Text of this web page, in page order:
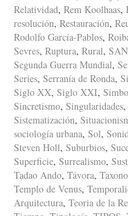
Relatividad, Rem Koolhaas,
resolución, Restauración,
Rodolfo García-Pablos,
Sevres, Ruptura, Rural,
Segunda Guerra Mundial,
Series, Serranía de Ronda,
Siglo XX, Siglo XXI,
Sincretismo, Singularidades,
Sistematización,
sociología urbana, Sol,
Steven Holl, Suburbios,
Superficie, Surrealismo,
Tadao Ando, Távora,
Templo de Venus,
Arquitectura, Teoria de la